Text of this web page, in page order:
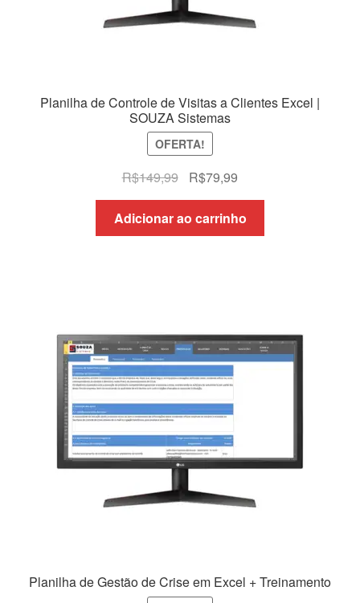
Planilha de Controle de Visitas a Clientes Excel |
SOUZA Sistemas
OFERTA!
R$149,99
O
preço
original
era:
R$79,99
preço
atual
é:
Adicionar ao carrinho
Planilha de Gestão de Crise em Excel + Treinamento